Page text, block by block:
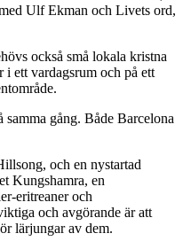
Ulf Ekman och Livets ord,
också små lokala kristna
i ett vardagsrum och på ett
gång. Både Barcelona
och en nystartad
Kungshamra, en
eritreaner och
och avgörande är att
lärjungar av dem.